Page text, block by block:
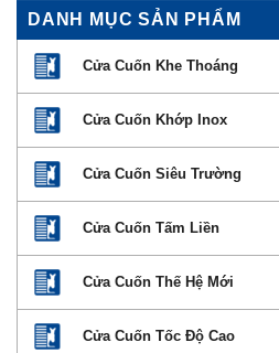
DANH MỤC SẢN PHẨM
Cửa Cuốn Khe Thoáng
Cửa Cuốn Khớp Inox
Cửa Cuốn Siêu Trường
Cửa Cuốn Tấm Liền
Cửa Cuốn Thế Hệ Mới
Cửa Cuốn Tốc Độ Cao